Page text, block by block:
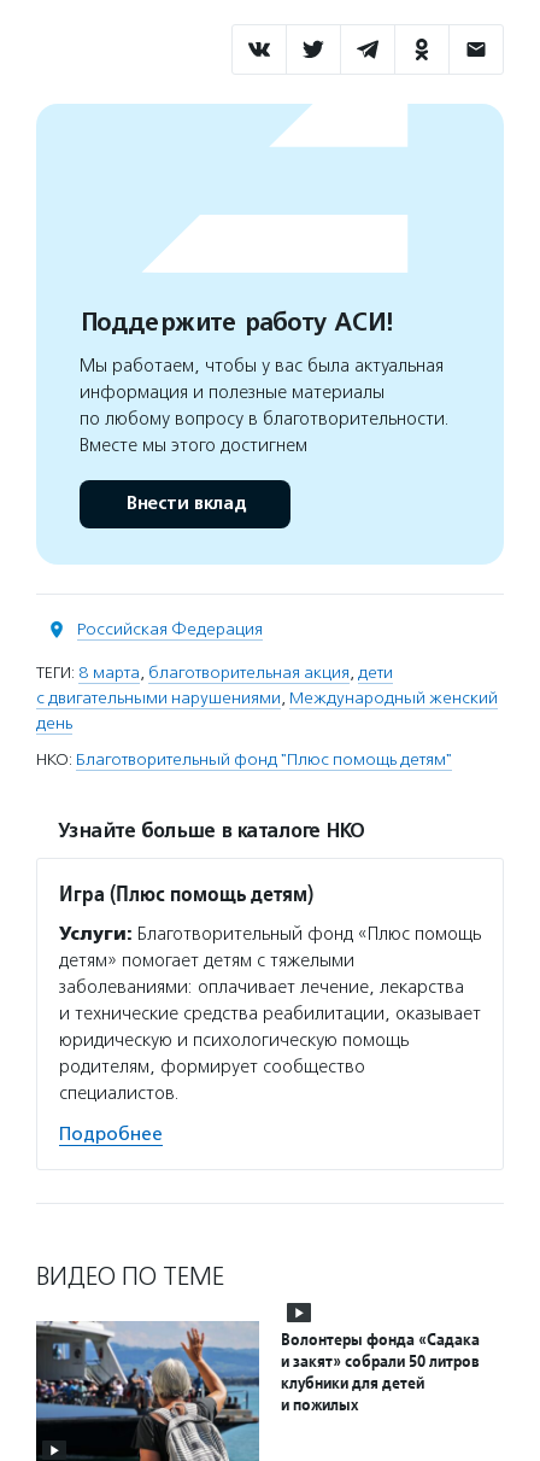
Поддержите работу АСИ!
Мы работаем, чтобы у вас была актуальная
информация и полезные материалы
по любому вопросу в благотворительности.
Вместе мы этого достигнем
Внести вклад
Российская Федерация
ТЕГИ: 8 марта, благотворительная акция, дети
с двигательными нарушениями, Международный женский
день
НКО: Благотворительный фонд "Плюс помощь детям"
Узнайте больше в каталоге НКО
Игра (Плюс помощь детям)
Услуги: Благотворительный фонд «Плюс помощь
детям» помогает детям с тяжелыми
заболеваниями: оплачивает лечение, лекарства
и технические средства реабилитации, оказывает
юридическую и психологическую помощь
родителям, формирует сообщество
специалистов.
Подробнее
ВИДЕО ПО ТЕМЕ
Волонтеры фонда «Садака
и закят» собрали 50 литров
клубники для детей
и пожилых